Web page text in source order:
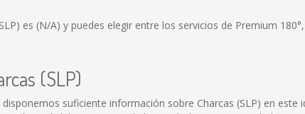
es (N/A) y puedes elegir entre los servicios de Premium
(SLP)
suficiente información sobre Charcas (SLP) en